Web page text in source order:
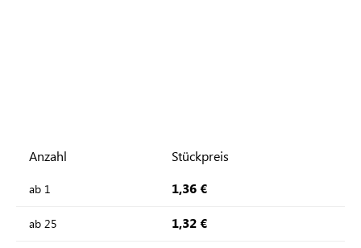
Anzahl Stückpreis
ab 1 1,36 €
ab 25 1,32 €